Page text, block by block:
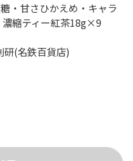
・甘さひかえめ・キャラ
縮ティー紅茶18g×9
(名鉄百貨店)